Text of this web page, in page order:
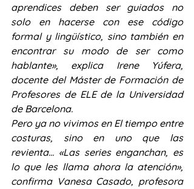
aprendices deben ser guiados no
solo en hacerse con ese código
formal y lingüístico, sino también en
encontrar su modo de ser como
hablante», explica Irene Yúfera,
docente del Máster de Formación de
Profesores de ELE de la Universidad
de Barcelona.
Pero ya no vivimos en El tiempo entre
costuras, sino en uno que las
revienta… «Las series enganchan, es
lo que les llama ahora la atención»,
confirma Vanesa Casado, profesora